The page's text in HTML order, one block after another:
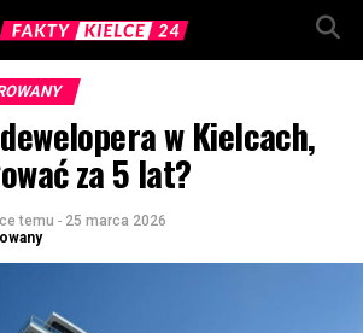
w Kielcach,
za 5 lat?
temu - 25 marca 2026